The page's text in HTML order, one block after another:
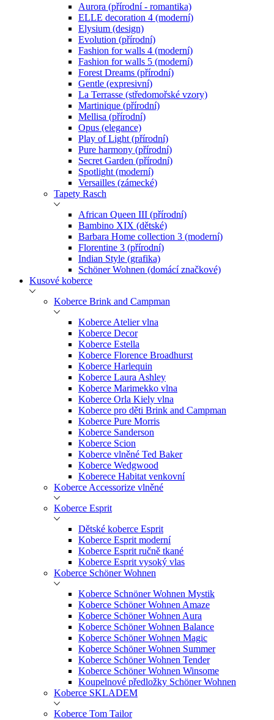
Aurora (přírodní - romantika)
ELLE decoration 4 (moderní)
Elysium (design)
Evolution (přírodní)
Fashion for walls 4 (moderní)
Fashion for walls 5 (moderní)
Forest Dreams (přírodní)
Gentle (expresivní)
La Terrasse (středomořské vzory)
Martinique (přírodní)
Mellisa (přírodní)
Opus (elegance)
Play of Light (přírodní)
Pure harmony (přírodní)
Secret Garden (přírodní)
Spotlight (moderní)
Versailles (zámecké)
Tapety Rasch
African Queen III (přírodní)
Bambino XIX (dětské)
Barbara Home collection 3 (moderní)
Florentine 3 (přírodní)
Indian Style (grafika)
Schöner Wohnen (domácí značkové)
Kusové koberce
Koberce Brink and Campman
Koberce Atelier vlna
Koberce Decor
Koberce Estella
Koberce Florence Broadhurst
Koberce Harlequin
Koberce Laura Ashley
Koberce Marimekko vlna
Koberce Orla Kiely vlna
Koberce pro děti Brink and Campman
Koberce Pure Morris
Koberce Sanderson
Koberce Scion
Koberce vlněné Ted Baker
Koberce Wedgwood
Koberece Habitat venkovní
Koberce Accessorize vlněné
Koberce Esprit
Dětské koberce Esprit
Koberce Esprit moderní
Koberce Esprit ručně tkané
Koberce Esprit vysoký vlas
Koberce Schöner Wohnen
Koberce Schnöner Wohnen Mystik
Koberce Schöner Wohnen Amaze
Koberce Schöner Wohnen Aura
Koberce Schöner Wohnen Balance
Koberce Schöner Wohnen Magic
Koberce Schöner Wohnen Summer
Koberce Schöner Wohnen Tender
Koberce Schöner Wohnen Winsome
Koupelnové předložky Schöner Wohnen
Koberce SKLADEM
Koberce Tom Tailor